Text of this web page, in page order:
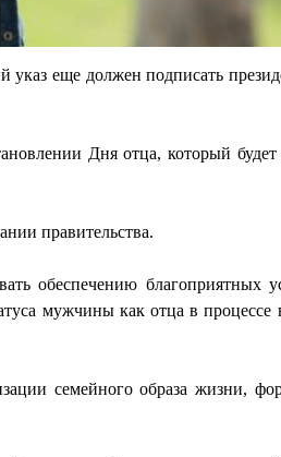
еще должен подписать
Дня отца, который будет
правительства.
обеспечению благоприятных
мужчины как отца в процессе
семейного образа жизни,